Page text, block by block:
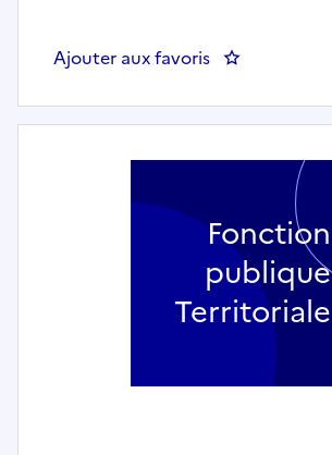
Ajouter aux favoris
Fonction
publique
Territoriale